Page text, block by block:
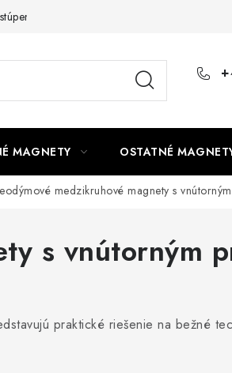
od zmluvy
MAGNETY OSTATNÉ
medzikruhové magnety s
s vnútorným
praktické riešenie na bežné